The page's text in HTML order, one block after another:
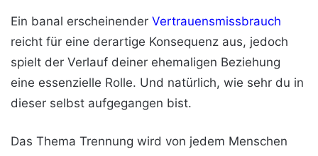
Ein banal erscheinender Vertrauensmissbrauch
reicht für eine derartige Konsequenz aus, jedoch
spielt der Verlauf deiner ehemaligen Beziehung
eine essenzielle Rolle. Und natürlich, wie sehr du in
dieser selbst aufgegangen bist.
Das Thema Trennung wird von jedem Menschen